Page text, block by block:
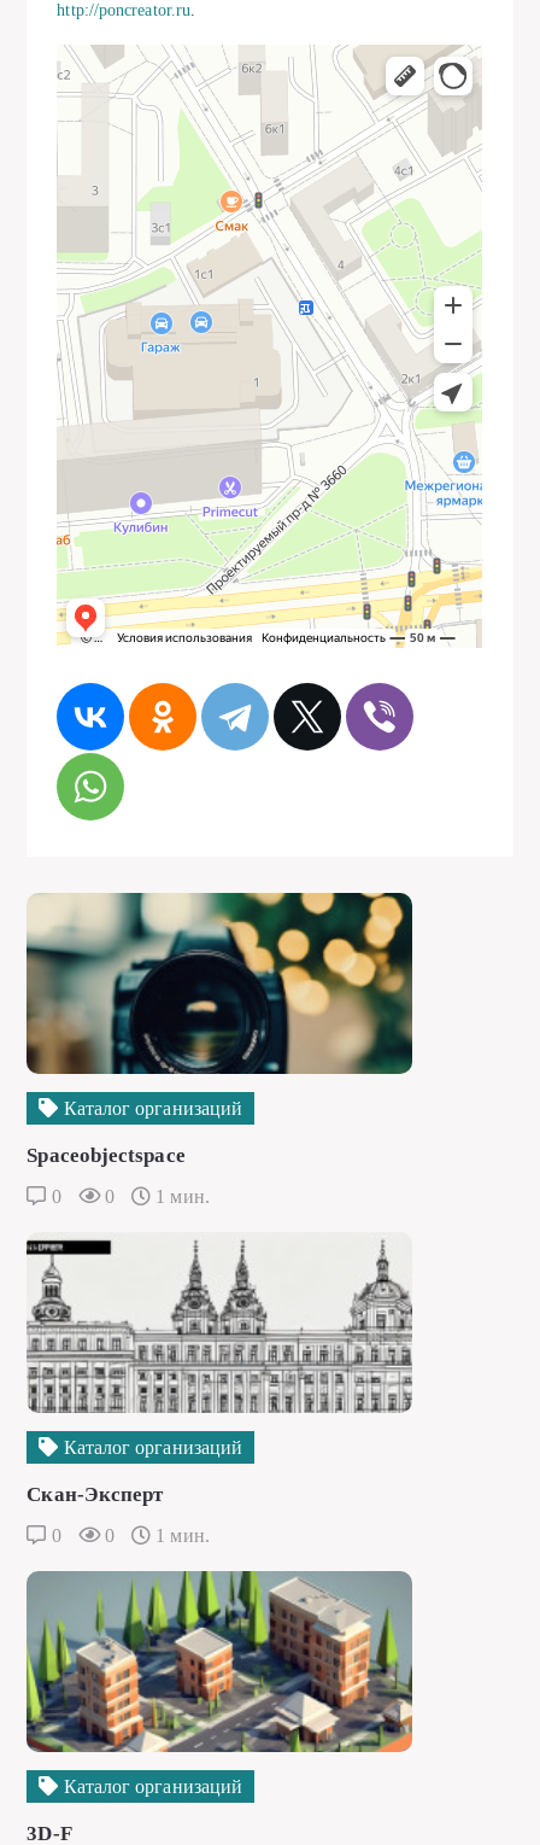
http://poncreator.ru.
Каталог организаций
Spaceobjectspace
0 0 1 мин.
Каталог организаций
Скан-Эксперт
0 0 1 мин.
Каталог организаций
3D-F